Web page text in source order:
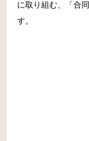
に取り組む、「合
す。